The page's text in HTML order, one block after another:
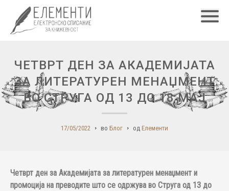
ЧЕТВРТ ДЕН ЗА АКАДЕМИЈАТА
ЗА ЛИТЕРАТУРЕН МЕНАЏМЕНТ
ВО СТРУГА ОД 13 ДО 18 МАЈ
17/05/2022 во Блог од Елементи
Четврт ден за Академијата за литературен менаџмент и
промоција на преводите што се одржува во Струга од 13 до